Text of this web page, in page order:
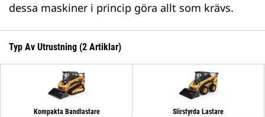
dessa maskiner i princip göra allt som krävs.
Typ Av Utrustning (2 Artiklar)
Kompakta Bandlastare Slirstyrda Lastare